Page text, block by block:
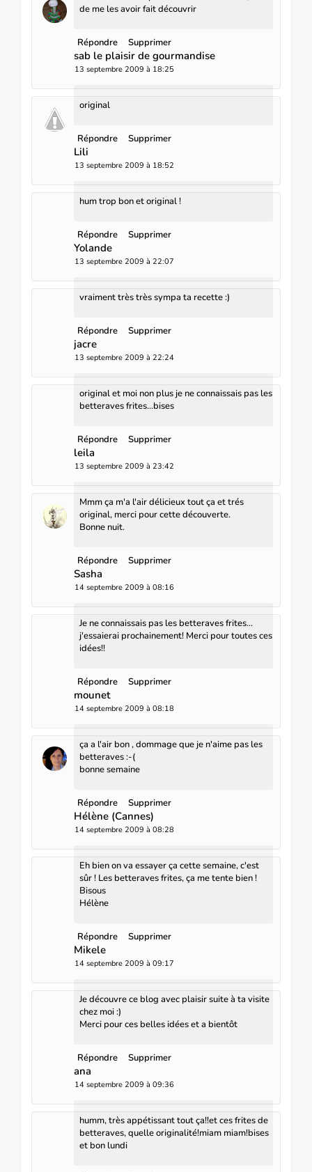
de me les avoir fait découvrir
Répondre Supprimer
sab le plaisir de gourmandise
13 septembre 2009 à 18:25
original
Répondre Supprimer
Lili
13 septembre 2009 à 18:52
hum trop bon et original !
Répondre Supprimer
Yolande
13 septembre 2009 à 22:07
vraiment très très sympa ta recette :)
Répondre Supprimer
jacre
13 septembre 2009 à 22:24
original et moi non plus je ne connaissais pas les
betteraves frites...bises
Répondre Supprimer
leila
13 septembre 2009 à 23:42
Mmm ça m'a l'air délicieux tout ça et trés
original, merci pour cette découverte.
Bonne nuit.
Répondre Supprimer
Sasha
14 septembre 2009 à 08:16
Je ne connaissais pas les betteraves frites...
j'essaierai prochainement! Merci pour toutes ces
idées!!
Répondre Supprimer
mounet
14 septembre 2009 à 08:18
ça a l'air bon , dommage que je n'aime pas les
betteraves :-(
bonne semaine
Répondre Supprimer
Hélène (Cannes)
14 septembre 2009 à 08:28
Eh bien on va essayer ça cette semaine, c'est
sûr ! Les betteraves frites, ça me tente bien !
Bisous
Hélène
Répondre Supprimer
Mikele
14 septembre 2009 à 09:17
Je découvre ce blog avec plaisir suite à ta visite
chez moi :)
Merci pour ces belles idées et a bientôt
Répondre Supprimer
ana
14 septembre 2009 à 09:36
humm, très appétissant tout ça!!et ces frites de
betteraves, quelle originalité!miam miam!bises
et bon lundi